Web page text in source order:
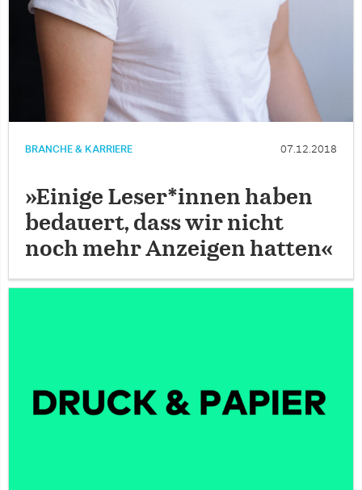
BRANCHE & KARRIERE 07.12.2018
»Einige Leser*innen haben
bedauert, dass wir nicht
noch mehr Anzeigen hatten«